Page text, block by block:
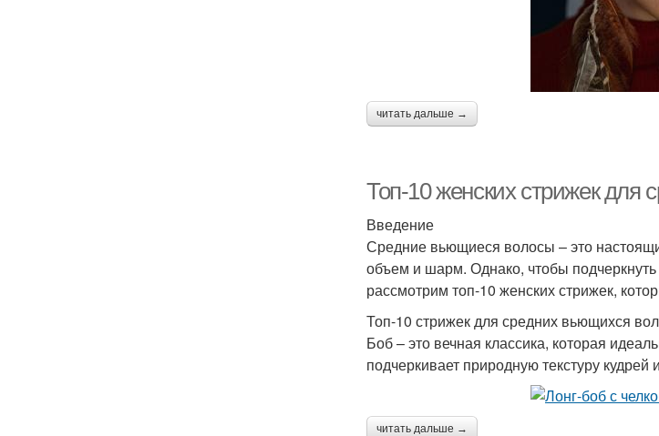
читать дальше →
Топ-10 женских стрижек для
Введение
Средние вьющиеся волосы – это
объем и шарм. Однако, чтобы
рассмотрим топ-10 женских стрижек,
Топ-10 стрижек для средних вьющихся
Боб – это вечная классика, которая
подчеркивает природную текстуру кудрей
читать дальше →